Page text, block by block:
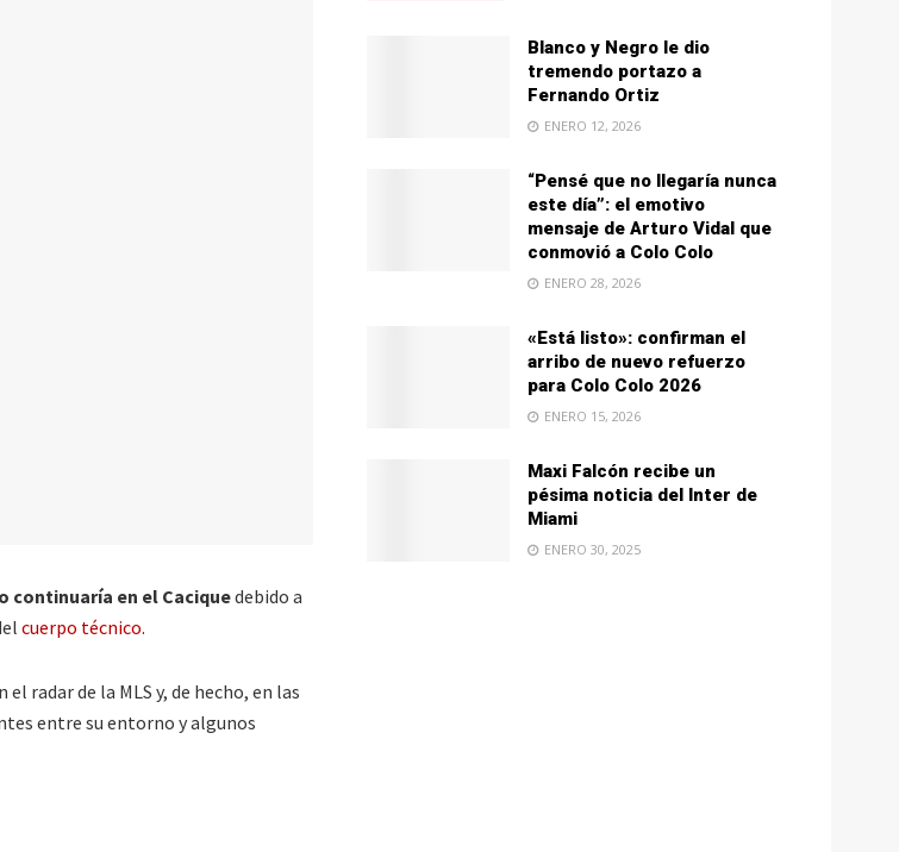
continuaría en el Caciquedebido a
cuerpo técnico.
radar de la MLS y, de hecho, en las
entre su entorno y algunos
Blanco y Negro le dio
tremendo portazo a
Fernando Ortiz
ENERO 12, 2026
“Pensé que no llegaría nunca
este día”: el emotivo
mensaje de Arturo Vidal que
conmovió a Colo Colo
ENERO 28, 2026
«Está listo»: confirman el
arribo de nuevo refuerzo
para Colo Colo 2026
ENERO 15, 2026
Maxi Falcón recibe un
pésima noticia del Inter de
Miami
ENERO 30, 2025